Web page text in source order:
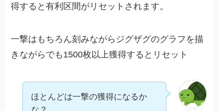
得すると有利区間がリセットされます。
一撃はもちろん刻みながらジグザグのグラフを描
きながらでも1500枚以上獲得するとリセット
ほとんどは一撃の獲得になるか